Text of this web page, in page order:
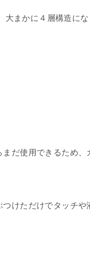
まかに４層構造にな
だ使用できるため
けただけでタッチや